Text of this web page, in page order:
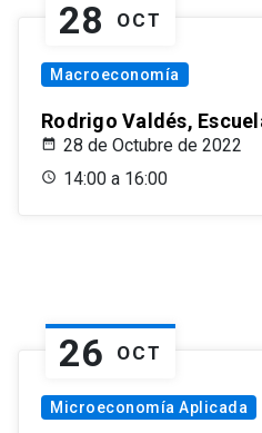
28 OCT
Macroeconomía
Rodrigo Valdés,
28 de Octubre de 2022
14:00 a 16:00
26 OCT
Microeconomía Aplicada